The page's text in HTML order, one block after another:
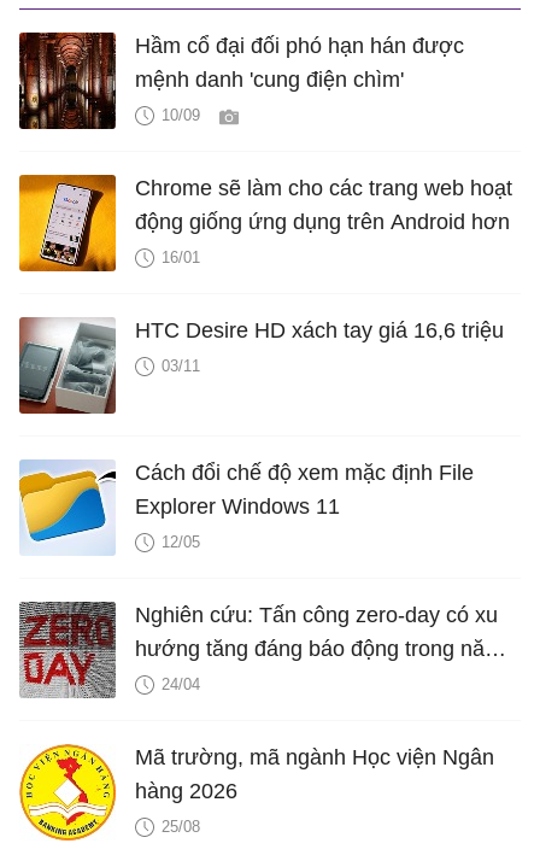
Hầm cổ đại đối phó hạn hán được
mệnh danh 'cung điện chìm'
10/09
Chrome sẽ làm cho các trang web hoạt
động giống ứng dụng trên Android hơn
16/01
HTC Desire HD xách tay giá 16,6 triệu
03/11
Cách đổi chế độ xem mặc định File
Explorer Windows 11
12/05
Nghiên cứu: Tấn công zero-day có xu
hướng tăng đáng báo động trong năm
202124/04
Mã trường, mã ngành Học viện Ngân
hàng 2026
25/08